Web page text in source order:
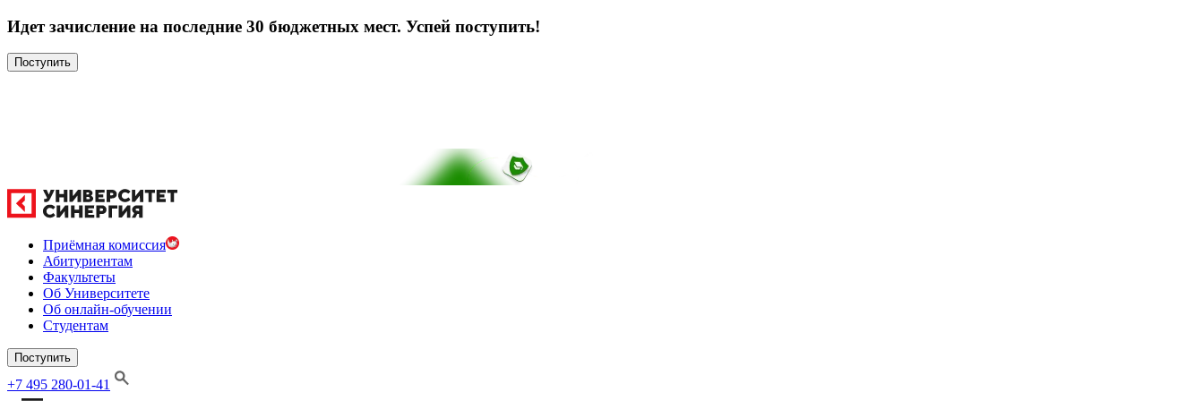
Идет зачисление на последние 30 бюджетных мест. Успей поступить!
Поступить
Приёмная комиссия
Абитуриентам
Факультеты
Об Университете
Об онлайн-обучении
Студентам
Поступить
+7 495 280-01-41